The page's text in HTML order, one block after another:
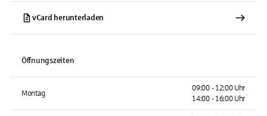
vCard herunterladen
Öffnungszeiten
Montag
09:00 - 12:00 Uhr
14:00 - 16:00 Uhr